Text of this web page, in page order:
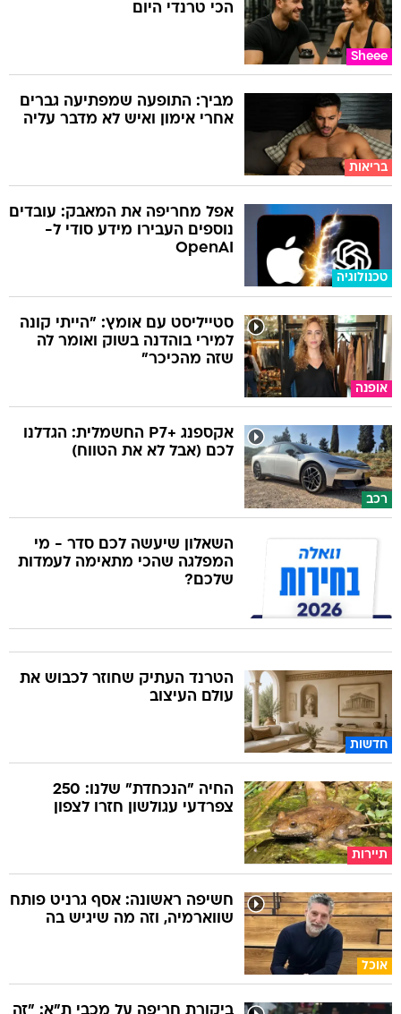
Sheee
הכי טרנדי היום
בריאות
מביך: התופעה שמפתיעה גברים
אחרי אימון ואיש לא מדבר עליה
טכנולוגיה
אפל מחריפה את המאבק: עובדים
נוספים העבירו מידע סודי ל-
OpenAI
אופנה
סטייליסט עם אומץ: "הייתי קונה
למירי בוהדנה בשוק ואומר לה
שזה מהכיכר"
רכב
אקספנג +P7 החשמלית: הגדלנו
לכם (אבל לא את הטווח)
השאלון שיעשה לכם סדר - מי
המפלגה שהכי מתאימה לעמדות
שלכם?
חדשות
הטרנד העתיק שחוזר לכבוש את
עולם העיצוב
תיירות
החיה "הנכחדת" שלנו: 250
צפרדעי עגולשון חזרו לצפון
אוכל
חשיפה ראשונה: אסף גרניט פותח
שווארמיה, וזה מה שיגיש בה